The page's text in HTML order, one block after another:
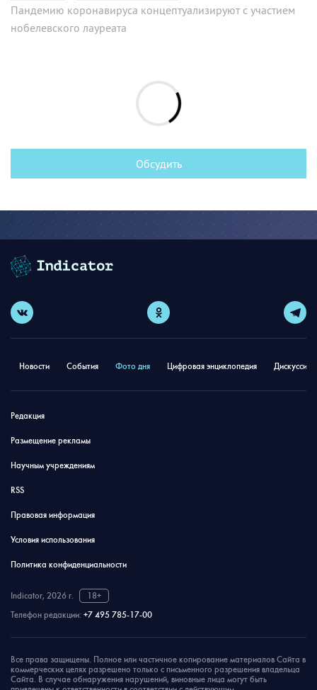
Пандемию коронавируса концептуализируют с участием
нобелевского лауреата
Обсудить
Новости События Фото дня Цифровая энциклопедия
Редакция
Размещение рекламы
Научным учреждениям
RSS
Правовая информация
Условия использования
Политика конфиденциальности
Indicator, 2026 г.
18+
Телефон редакции: +7 495 785-17-00
Все права защищены. Полное или частичное копирование материалов Сайта в
коммерческих целях разрешено только с письменного разрешения владельца
Сайта. В случае обнаружения нарушений, виновные лица могут быть